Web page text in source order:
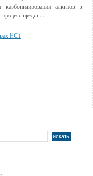
карбонилировании алкинов в
предст ...
НС1